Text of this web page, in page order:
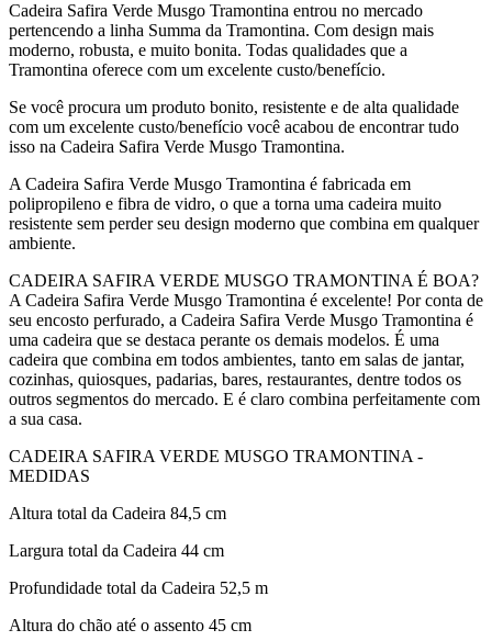
Cadeira Safira Verde Musgo Tramontina entrou no mercado
pertencendo a linha Summa da Tramontina. Com design mais
moderno, robusta, e muito bonita. Todas qualidades que a
Tramontina oferece com um excelente custo/benefício.
Se você procura um produto bonito, resistente e de alta qualidade
com um excelente custo/benefício você acabou de encontrar tudo
isso na Cadeira Safira Verde Musgo Tramontina.
A Cadeira Safira Verde Musgo Tramontina é fabricada em
polipropileno e fibra de vidro, o que a torna uma cadeira muito
resistente sem perder seu design moderno que combina em qualquer
ambiente.
CADEIRA SAFIRA VERDE MUSGO TRAMONTINA É BOA?
A Cadeira Safira Verde Musgo Tramontina é excelente! Por conta de
seu encosto perfurado, a Cadeira Safira Verde Musgo Tramontina é
uma cadeira que se destaca perante os demais modelos. É uma
cadeira que combina em todos ambientes, tanto em salas de jantar,
cozinhas, quiosques, padarias, bares, restaurantes, dentre todos os
outros segmentos do mercado. E é claro combina perfeitamente com
a sua casa.
CADEIRA SAFIRA VERDE MUSGO TRAMONTINA -
MEDIDAS
Altura total da Cadeira 84,5 cm
Largura total da Cadeira 44 cm
Profundidade total da Cadeira 52,5 m
Altura do chão até o assento 45 cm